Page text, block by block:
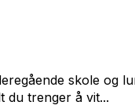
skole og
du trenger å vit...